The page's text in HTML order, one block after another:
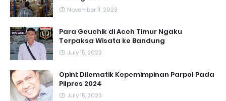
November 11, 2023
Para Geuchik di Aceh Timur Ngaku
Terpaksa Wisata ke Bandung
July 15, 2023
Opini: Dilematik Kepemimpinan Parpol Pada
Pilpres 2024
July 15, 2023